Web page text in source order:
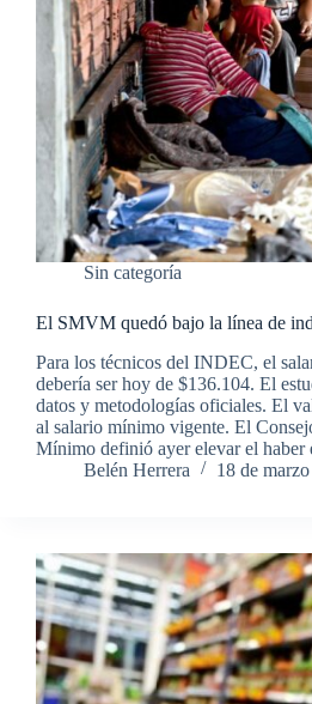
Sin categoría
El SMVM quedó bajo la línea de
Para los técnicos del INDEC, el
debería ser hoy de $136.104. El
datos y metodologías oficiales. El
al salario mínimo vigente. El
Mínimo definió ayer elevar el
Belén Herrera
18 de